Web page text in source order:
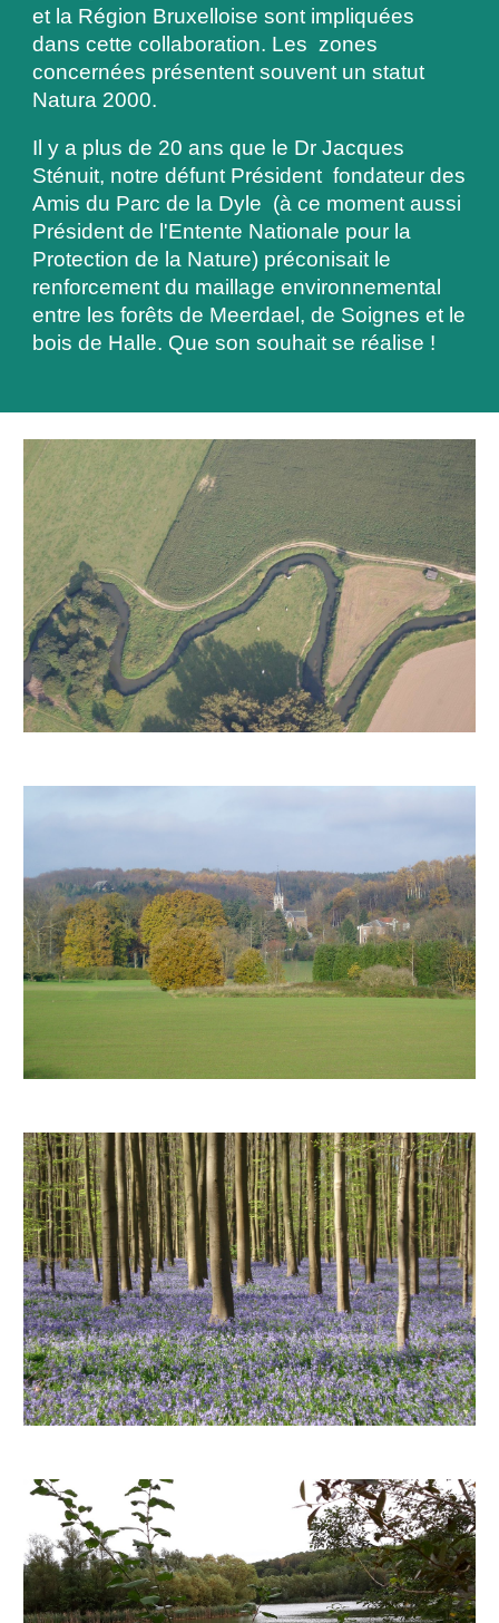
et la Région Bruxelloise sont impliquées
dans cette collaboration. Les zones
concernées présentent souvent un statut
Natura 2000.
Il y a plus de 20 ans que le Dr Jacques
Sténuit, notre défunt Président fondateur des
Amis du Parc de la Dyle (à ce moment aussi
Président de l'Entente Nationale pour la
Protection de la Nature) préconisait le
renforcement du maillage environnemental
entre les forêts de Meerdael, de Soignes et le
bois de Halle. Que son souhait se réalise !